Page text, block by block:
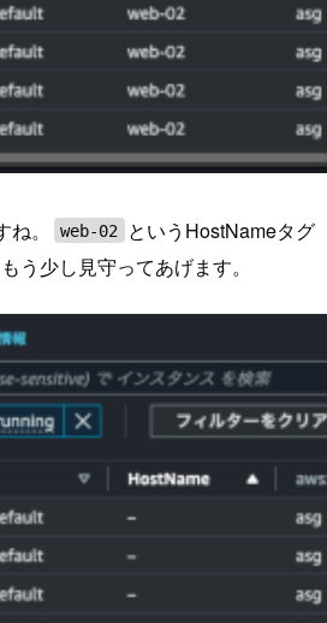
。 web-02
というHostNameタグ
う少し見守ってあげます。